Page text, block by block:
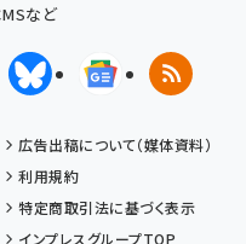
など
ックス)BlueskyGoogleニュ
RSS
広告出稿について（媒体資料）
利用規約
特定商取引法に基づく表示
インプレスグループTOP